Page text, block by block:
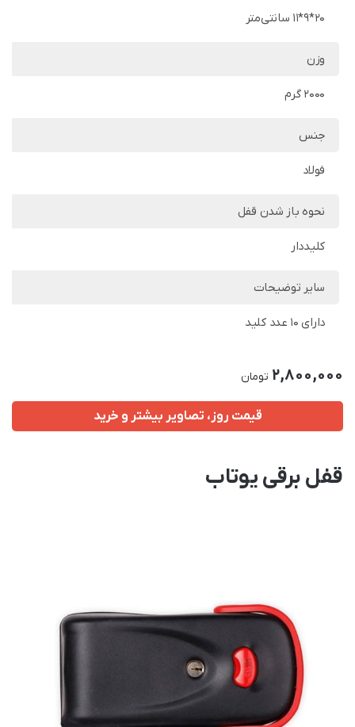
20*9*11 سانتی‌متر
وزن
2000 گرم
جنس
فولاد
نحوه باز شدن قفل
کلیددار
سایر توضیحات
دارای ۱۰ عدد کلید
2,800,000 تومان
قیمت روز، تصاویر بیشتر و خرید
قفل برقی یوتاب